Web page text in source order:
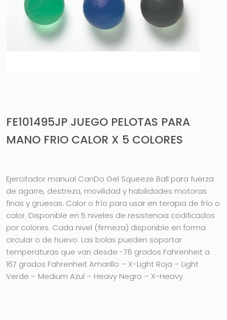
FE101495JP JUEGO PELOTAS PARA
MANO FRIO CALOR X 5 COLORES
Ejercitador manual CanDo Gel Squeeze Ball para fuerza
de agarre, destreza, movilidad y habilidades motoras
finas y gruesas. Calor o frío para usar en terapia de frío o
calor. Disponible en 5 niveles de resistencia codificados
por colores. Cada nivel (firmeza) disponible en forma
circular o de huevo. Las bolas pueden soportar
temperaturas que van desde -76 grados Fahrenheit a
167 grados Fahrenheit Amarillo – X-Light Roja – Light
Verde – Medium Azul – Heavy Negro – X-Heavy